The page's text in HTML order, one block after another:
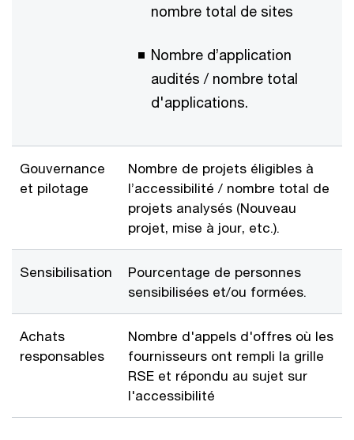
nombre total de sites
Nombre d’application
audités / nombre total
d'applications.
Gouvernance
et pilotage
Nombre de projets éligibles à
l’accessibilité / nombre total de
projets analysés (Nouveau
projet, mise à jour, etc.).
Sensibilisation
Pourcentage de personnes
sensibilisées et/ou formées.
Achats
responsables
Nombre d'appels d'offres où les
fournisseurs ont rempli la grille
RSE et répondu au sujet sur
l'accessibilité